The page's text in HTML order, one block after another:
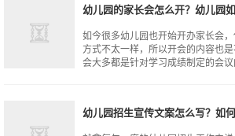
如今很多幼儿园也开始开办家长会
方式不太一样，所以开会的内容也
会大多都是针对学习成绩制定的会议